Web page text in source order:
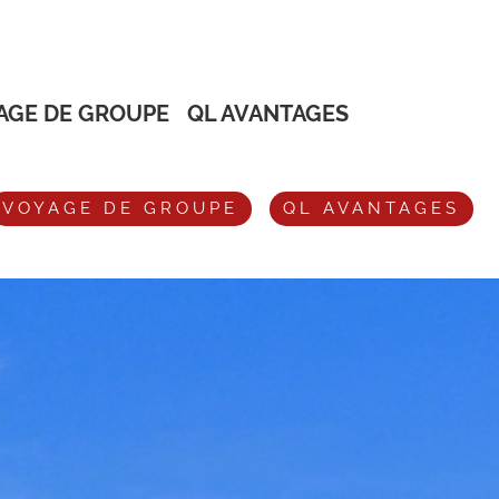
DE GROUPE
QL AVANTAGES
VOYAGE DE GROUPE QL AVANTAGES